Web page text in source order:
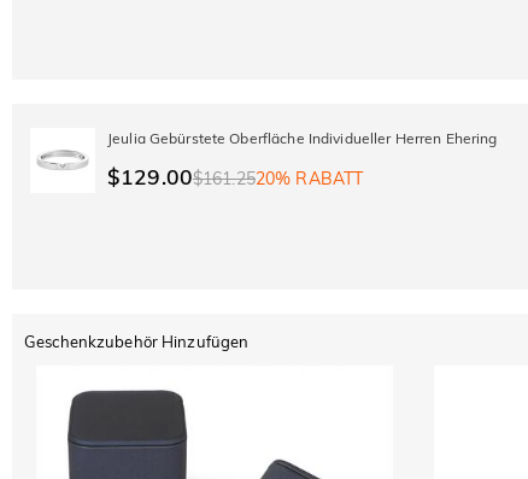
Jeulia Gebürstete Oberfläche Individueller Herren Ehering
$129.00$161.2520% RABATT
Geschenkzubehör Hinzufügen